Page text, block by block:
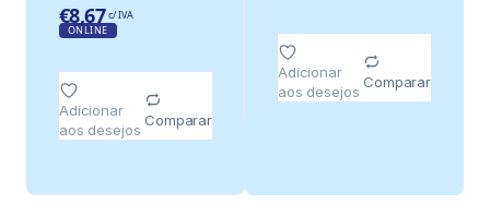
€8,67 c/ IVA
ONLINE
Adicionar
aos desejos
Comparar
Adicionar
aos desejos
Comparar